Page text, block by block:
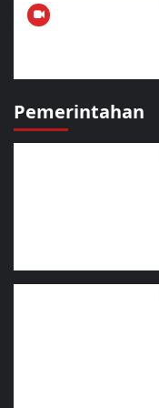
Pemerintahan